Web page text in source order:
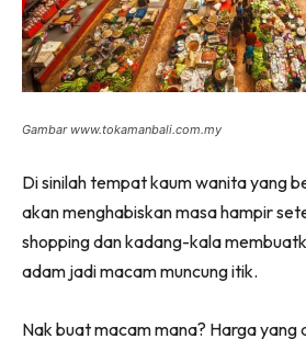
Gambar www.tokamanbali.com.my
Di sinilah tempat kaum wanita yang
akan menghabiskan masa hampir
shopping dan kadang-kala
adam jadi macam muncung itik.
Nak buat macam mana? Harga yang